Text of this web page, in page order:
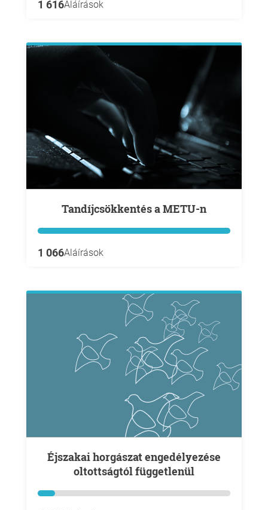
1 616Aláírások
Tandíjcsökkentés a METU-n
1 066Aláírások
Éjszakai horgászat engedélyezése
oltottságtól függetlenül